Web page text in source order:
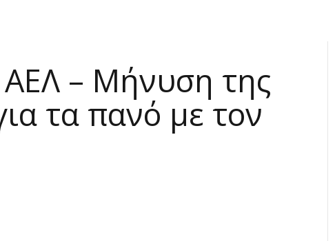
ΑΕΛ – Μήνυση της
τα πανό με τον